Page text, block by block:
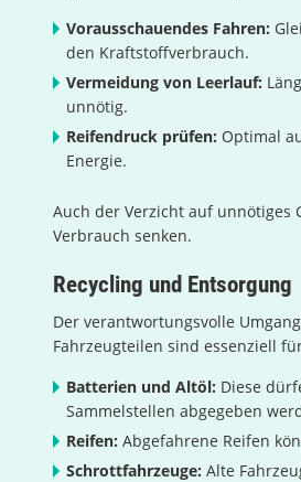
Vorausschauendes Fahren:
den Kraftstoffverbrauch.
Vermeidung von Leerlauf:
unnötig.
Reifendruck prüfen: Optimal
Energie.
Auch der Verzicht auf unnötiges
Verbrauch senken.
Recycling und Entsorgung
Der verantwortungsvolle
Fahrzeugteilen sind essenziell
Batterien und Altöl: Diese
Sammelstellen abgegeben
Reifen: Abgefahrene Reifen
Schrottfahrzeuge: Alte